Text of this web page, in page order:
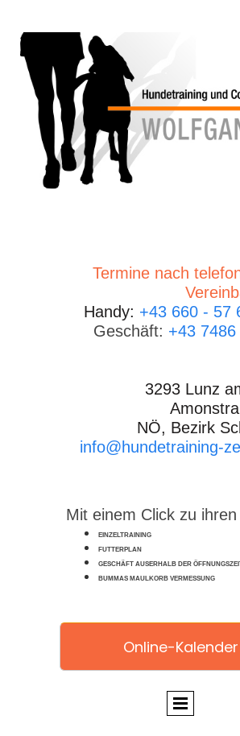
Termine nach
Handy: +43 660 - 57
Geschäft: +43
3293 Lunz
NÖ, Bezirk
info@hundetraining-
Mit einem Click zu ihren
EINZELTRAINING
FUTTERPLAN
GESCHÄFT AUSERHALB DER
BUMMAS MAULKORB VERMESSUNG
Online-Kalender